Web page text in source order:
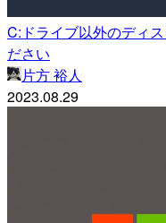
C:ドライブ以外のディ
ださい
片方 裕人
2023.08.29